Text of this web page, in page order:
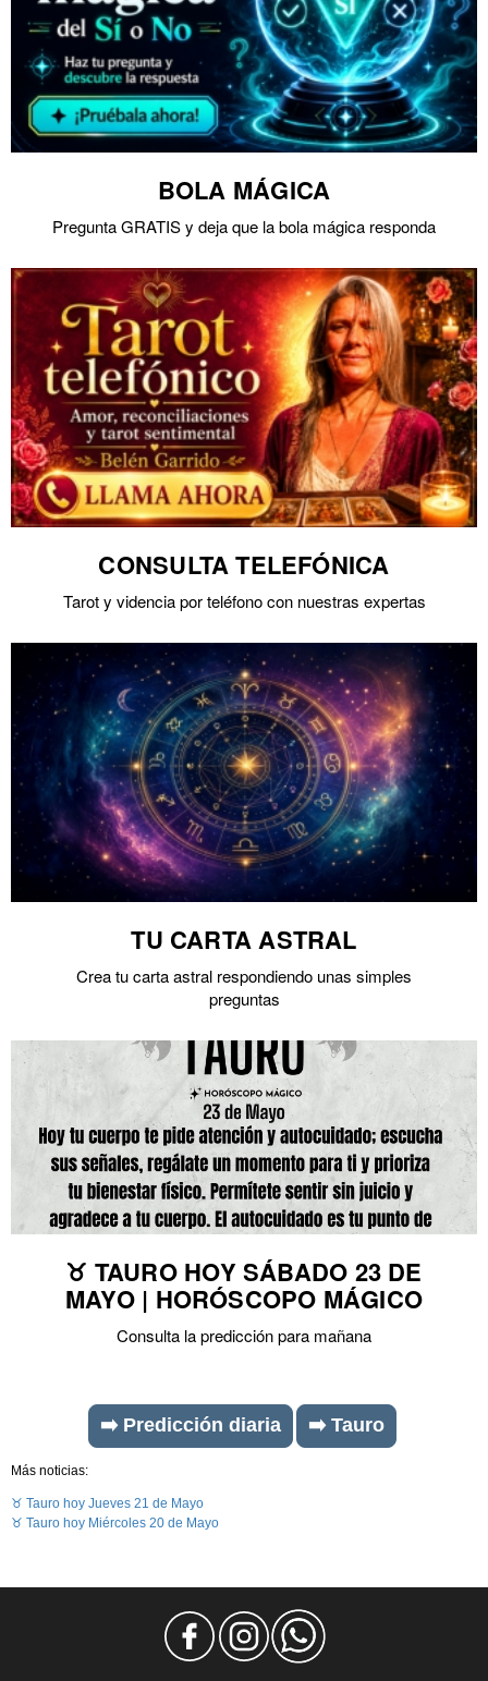
BOLA MÁGICA
Pregunta GRATIS y deja que la bola mágica responda
CONSULTA TELEFÓNICA
Tarot y videncia por teléfono con nuestras expertas
TU CARTA ASTRAL
Crea tu carta astral respondiendo unas simples
preguntas
♉ TAURO HOY SÁBADO 23 DE
MAYO | HORÓSCOPO MÁGICO
Consulta la predicción para mañana
➡️ Predicción diaria ➡️ Tauro
Más noticias:
♉ Tauro hoy Jueves 21 de Mayo
♉ Tauro hoy Miércoles 20 de Mayo